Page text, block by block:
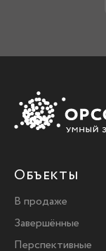
Объекты
В продаже
Завершённые
Перспективные